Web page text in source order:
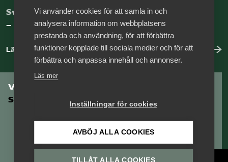
Press
In English
Om webbplatsen
Beställ trycksaker
Sveriges nya basnäring
– landets främsta integrationsmotor.
Läs mer om oss
Vill du vara en del av
Serviceföretagen?
Vi använder cookies för att samla in och
analysera information om webbplatsens
prestanda och användning, för att förbättra
funktioner kopplade till sociala medier och för att
förbättra och anpassa innehåll och annonser.
Läs mer
Inställningar för cookies
AVBÖJ ALLA COOKIES
TILLÅT ALLA COOKIES